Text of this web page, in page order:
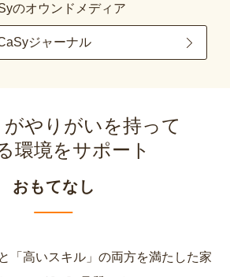
のオウンドメディア
ジャーナル
やりがいを持って
環境をサポート
おもてなし
「高いスキル」の両方を満たした家